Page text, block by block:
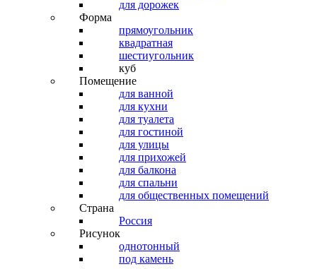
для дорожек
Форма
прямоугольник
квадратная
шестиугольник
куб
Помещение
для ванной
для кухни
для туалета
для гостиной
для улицы
для прихожей
для балкона
для спальни
для общественных помещений
Страна
Россия
Рисунок
однотонный
под камень